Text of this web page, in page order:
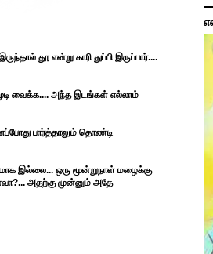
தூ என்று காரி துப்பி இருப்பார்....
வைக்க.... அந்த இடங்கள் எல்லாம்
பார்த்தாலும் தொண்டி
இல்லை... ஒரு மூன்றுநாள் மழைக்கு
அதற்கு முன்னும் அதே